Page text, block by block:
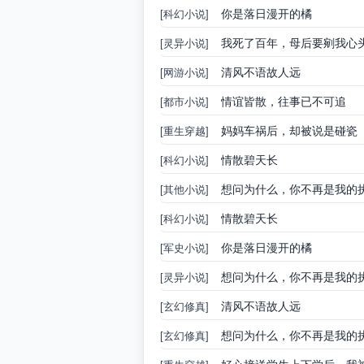
[科幻小说] 你是落日漫开的橘
[灵异小说] 我死了百年，母后要剜我心
[网游小说] 清风不语故人远
[都市小说] 情谊皆散，往事已不可追
[重生穿越] 妈妈车祸后，却被说是碰瓷
[科幻小说] 情散碧天长
[其他小说] 想问为什么，你不再是我的
[科幻小说] 情散碧天长
[军史小说] 你是落日漫开的橘
[灵异小说] 想问为什么，你不再是我的
[玄幻修真] 清风不语故人远
[玄幻修真] 想问为什么，你不再是我的